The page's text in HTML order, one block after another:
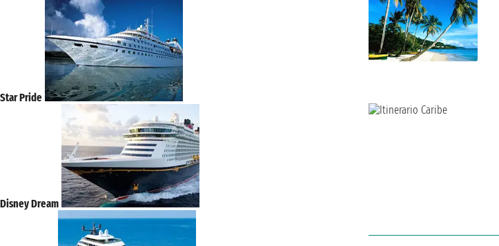
Star Pride
Disney Dream